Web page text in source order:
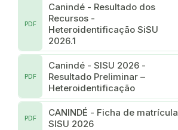
Canindé - Resultado dos
Recursos -
Heteroidentificação SiSU
2026.1
PDF
Canindé - SISU 2026 -
Resultado Preliminar –
Heteroidentificação
PDF
CANINDÉ - Ficha de matrícula
SISU 2026
PDF